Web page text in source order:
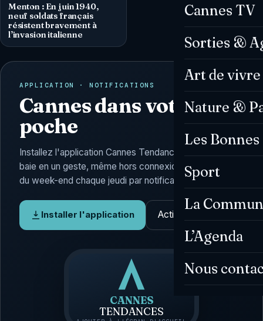
Cannes TV
Sorties &
Art de vivre
Nature &
Les
Sport
La
L’Agenda
Nous
Menton : En juin 1940,
neuf soldats français
résistent bravement à
l’invasion italienne
APPLICATION · NOTIFICATIONS
Cannes dans votre
poche
Installez l'application Cannes Tendances : l'actu de la
baie en un geste, même hors connexion, et l'Agenda
du week-end chaque jeudi par notification.
Installer l'application Activer les alertes
CANNES
TENDANCES